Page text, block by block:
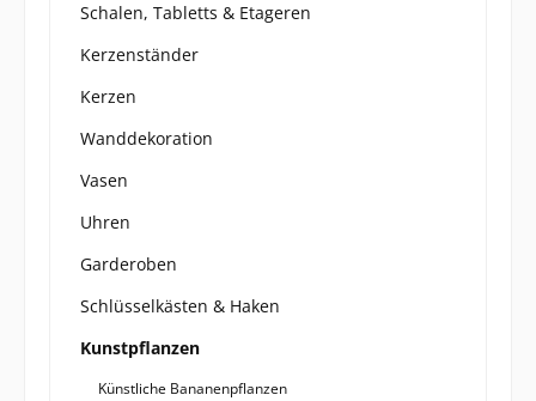
Schalen, Tabletts & Etageren
Kerzenständer
Kerzen
Wanddekoration
Vasen
Uhren
Garderoben
Schlüsselkästen & Haken
Kunstpflanzen
Künstliche Bananenpflanzen